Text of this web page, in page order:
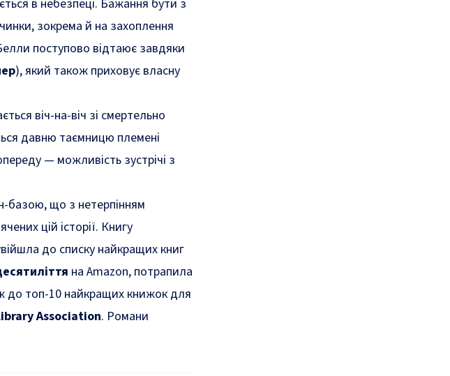
в небезпеці. Бажання бути з
зокрема й на захоплення
поступово відтаює завдяки
), який також приховує власну
віч-на-віч зі смертельно
давню таємницю племені
— можливість зустрічі з
базою, що з нетерпінням
цій історії. Книгу
до списку найкращих книг
на Amazon, потрапила
до топ-10 найкращих книжок для
Association. Романи